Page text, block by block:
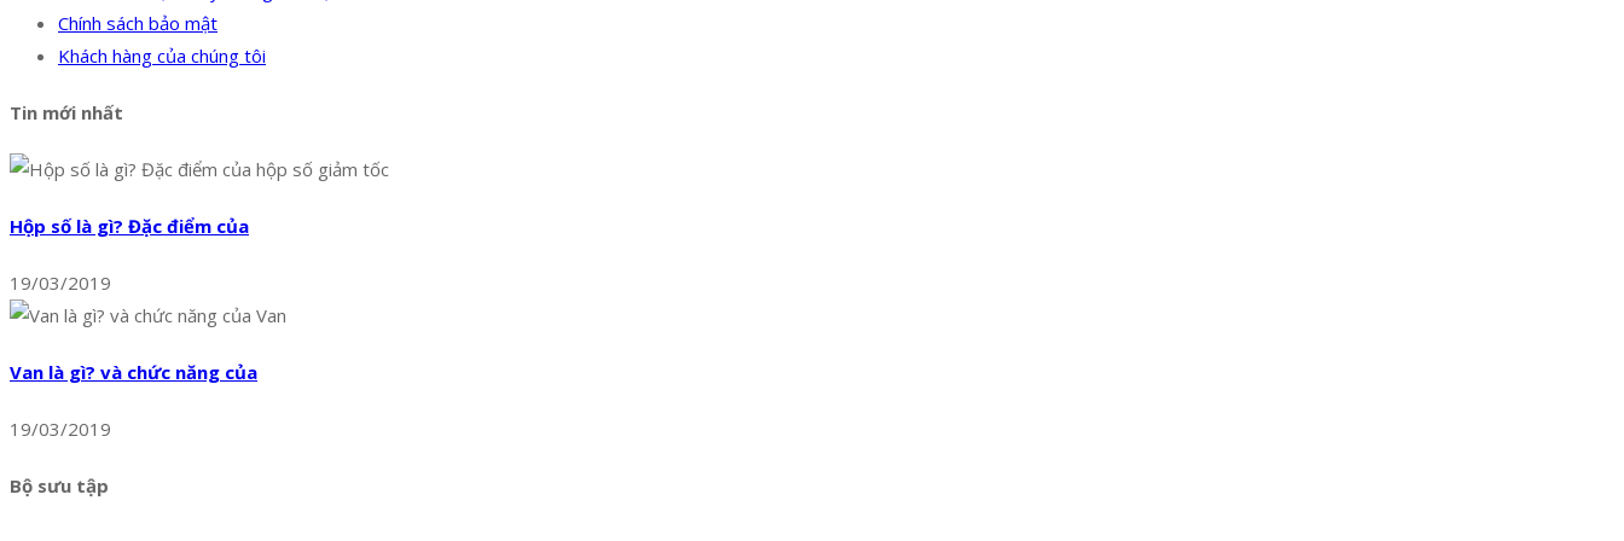
Chính sách bảo mật
Khách hàng của chúng tôi
Tin mới nhất
Hộp số là gì? Đặc điểm của
19/03/2019
Van là gì? và chức năng của
19/03/2019
Bộ sưu tập